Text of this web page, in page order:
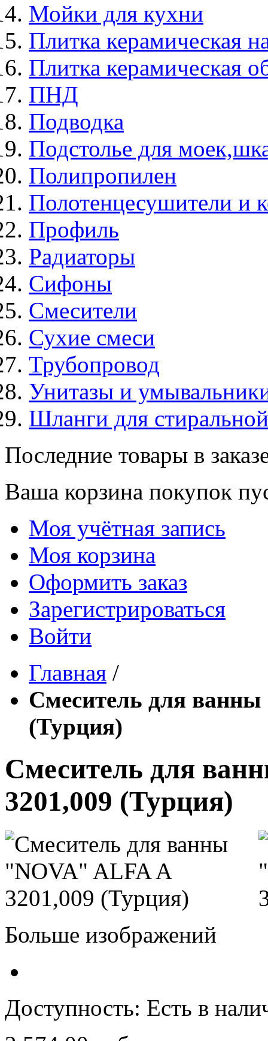
Мойки для кухни
Плитка керамическая
Плитка керамическая
ПНД
Подводка
Подстолье для
Полипропилен
Полотенцесушители и
Профиль
Радиаторы
Сифоны
Смесители
Сухие смеси
Трубопровод
Унитазы и
Шланги для
Последние товары в
Ваша корзина покупок
Моя учётная запись
Моя корзина
Оформить заказ
Зарегистрироваться
Войти
Главная /
Смеситель для
(Турция)
Смеситель для
3201,009 (Турция)
Больше изображений
Доступность: Есть в